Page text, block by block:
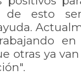
esto
otras ya